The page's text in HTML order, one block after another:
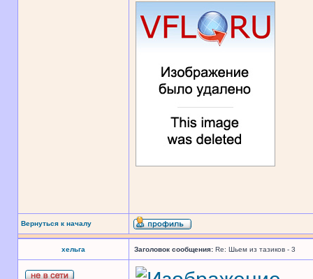
Вернуться к началу
хельга Заголовок сообщения: Re: Шьем из тазиков - 3